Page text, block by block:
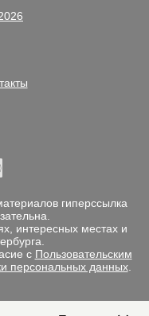
гиперссылка
интересных местах и
с Пользовательским
персональных данных.